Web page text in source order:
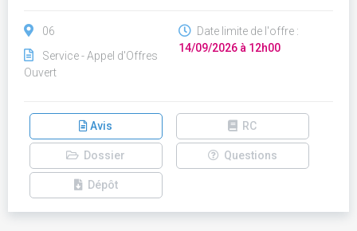
06
Service - Appel d'Offres
Ouvert
Date limite de l'offre :
14/09/2026 à 12h00
Avis RC
Dossier Questions
Dépôt